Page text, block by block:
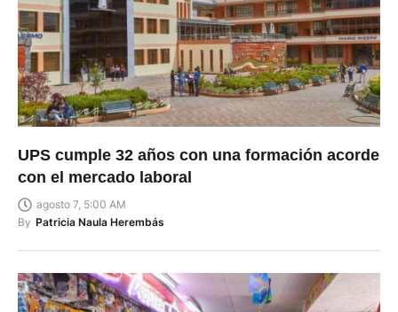
UPS cumple 32 años con una formación acorde
con el mercado laboral
agosto 7, 5:00 AM
By Patricia Naula Herembás